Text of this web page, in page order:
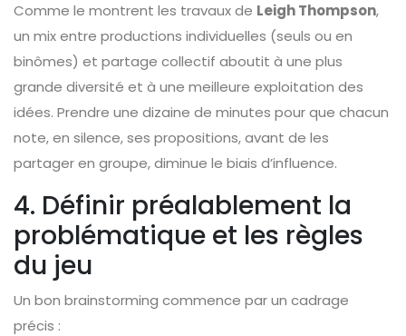
Comme le montrent les travaux de Leigh Thompson,
un mix entre productions individuelles (seuls ou en
binômes) et partage collectif aboutit à une plus
grande diversité et à une meilleure exploitation des
idées. Prendre une dizaine de minutes pour que chacun
note, en silence, ses propositions, avant de les
partager en groupe, diminue le biais d’influence.
4. Définir préalablement la
problématique et les règles
du jeu
Un bon brainstorming commence par un cadrage
précis :